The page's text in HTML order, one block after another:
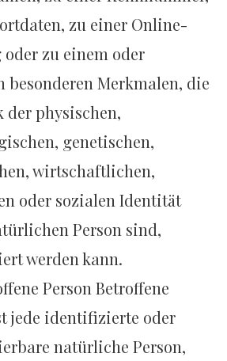
zu einer Online-
oder zu einem oder
besonderen Merkmalen, die
der physischen,
genetischen,
wirtschaftlichen,
oder sozialen Identität
Person sind,
werden kann.
Person Betroffene
jede identifizierte oder
natürliche Person,